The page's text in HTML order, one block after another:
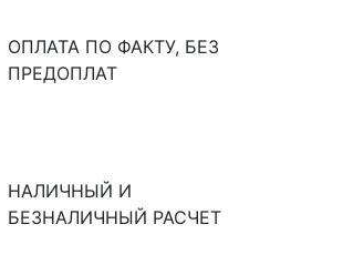
ОПЛАТА ПО ФАКТУ, БЕЗ
ПРЕДОПЛАТ
НАЛИЧНЫЙ И
БЕЗНАЛИЧНЫЙ РАСЧЕТ